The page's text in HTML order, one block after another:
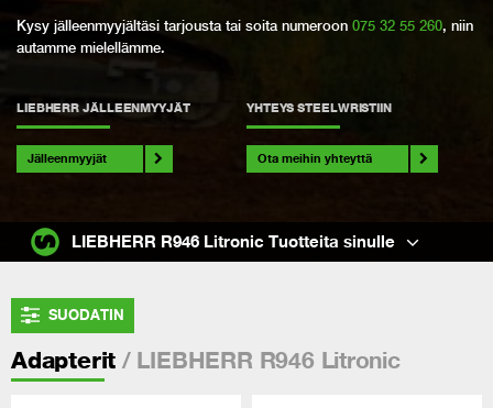
Kysy jälleenmyyjältäsi tarjousta tai soita numeroon 075 32 55 260, niin
autamme mielellämme.
LIEBHERR JÄLLEENMYYJÄT
Jälleenmyyjät
YHTEYS STEELWRISTIIN
Ota meihin yhteyttä
SUODATIN
Adapterit / LIEBHERR R946 Litronic
LIEBHERR R946 Litronic Tuotteita sinulle